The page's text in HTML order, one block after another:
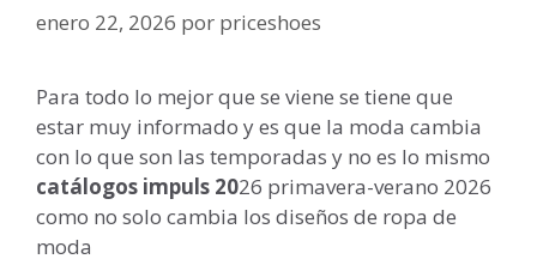
enero 22, 2026 por priceshoes
Para todo lo mejor que se viene se tiene que
estar muy informado y es que la moda cambia
con lo que son las temporadas y no es lo mismo
catálogos impuls 2026 primavera-verano 2026
como no solo cambia los diseños de ropa de
moda